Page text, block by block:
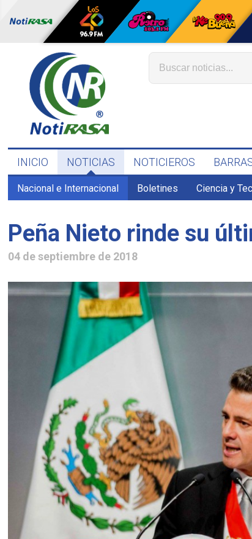
INICIO NOTICIAS NOTICIEROS
Nacional e Internacional Boletines Ciencia y
Peña Nieto rinde su
04 de septiembre de 2018